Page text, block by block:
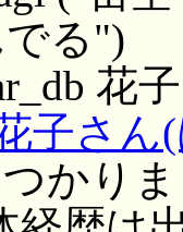
でる")
花子
子さん
かり